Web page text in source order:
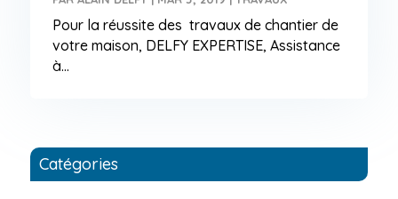
Pour la réussite des travaux de chantier de
votre maison, DELFY EXPERTISE, Assistance
à...
Catégories